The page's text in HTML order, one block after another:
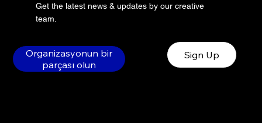
Get the latest news & updates by our creative
team.
Organizasyonun bir
parçası olun
Sign Up